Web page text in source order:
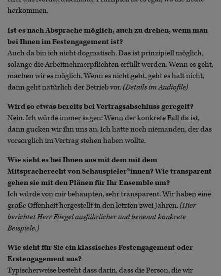
herkommen.
Ist es nach Absprache möglich, auch zu drehen, wenn man
bei Ihnen im Festengagement ist?
Auch da bin ich nicht dogmatisch. Das ist prinzipiell möglich,
solange die Arbeitnehmerpflichten erfüllt werden. Wenn es geht,
machen wir es möglich. Wenn es nicht geht, geht es halt nicht,
dann geht natürlich der Betrieb vor. (Details im Audiofile)
Wird so etwas bereits bei Vertragsabschluss geregelt?
Nein. Ich würde immer sagen: Wenn der konkrete Fall da ist,
dann gucken wir ihn uns an. Ich hatte noch niemanden, der das
vorsorglich im Vertrag stehen haben wollte.
Wie sieht es bei Ihnen aus mit dem mit dem
Mitspracherecht von Schauspieler*innen? Wie transparent
gehen sie mit den Plänen für Ihr Ensemble um?
Ich würde von mir behaupten, sehr transparent. Wir haben eine
große Offenheit hergestellt in den letzten zwei Jahren. (Hier
berichtet Herr Fliegel ausführlicher und benennt konkrete
Beispiele.)
Wie sieht für Sie ein klassisches Festengagement oder
Erstengagement aus?
Typischerweise besteht dass darin, dass die Person, die wir